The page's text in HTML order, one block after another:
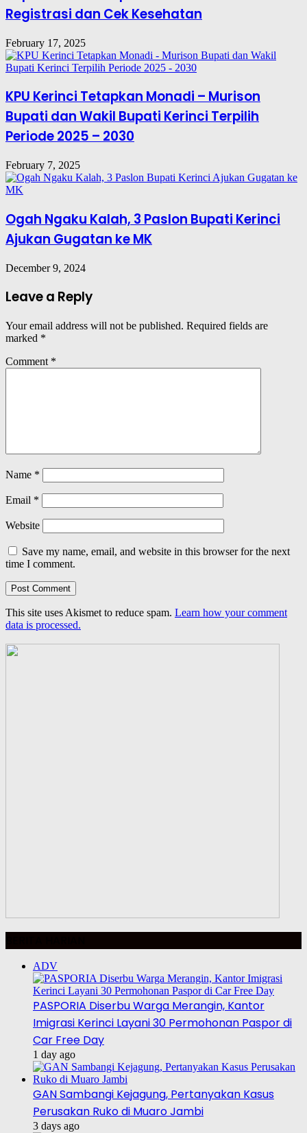
Registrasi dan Cek Kesehatan
February 17, 2025
KPU Kerinci Tetapkan Monadi – Murison
Bupati dan Wakil Bupati Kerinci Terpilih
Periode 2025 – 2030
February 7, 2025
Ogah Ngaku Kalah, 3 Paslon Bupati Kerinci
Ajukan Gugatan ke MK
December 9, 2024
Leave a Reply
Your email address will not be published. Required fields are
marked *
Comment *
Name *
Email *
Website
Save my name, email, and website in this browser for the next
time I comment.
This site uses Akismet to reduce spam. Learn how your comment
data is processed.
ADV
PASPORIA Diserbu Warga Merangin, Kantor
Imigrasi Kerinci Layani 30 Permohonan Paspor di
Car Free Day
1 day ago
GAN Sambangi Kejagung, Pertanyakan Kasus
Perusakan Ruko di Muaro Jambi
3 days ago